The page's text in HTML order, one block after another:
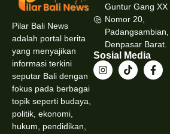
Pilar Bali News
adalah portal berita
yang menyajikan
informasi terkini
seputar Bali dengan
fokus pada berbagai
topik seperti budaya,
politik, ekonomi,
hukum, pendidikan,
Guntur Gang XX
Nomor 20,
Padangsambian,
Denpasar Barat.
Sosial Media